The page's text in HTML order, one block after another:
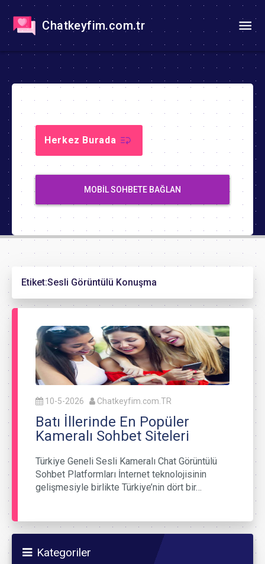
Chatkeyfim.com.tr
Herkez Burada
MOBIL SOHBETE BAĞLAN
Etiket:Sesli Görüntülü Konuşma
10-5-2026 Chatkeyfim.com.TR
Batı İllerinde En Popüler
Kameralı Sohbet Siteleri
Türkiye Geneli Sesli Kameralı Chat Görüntülü
Sohbet Platformları İnternet teknolojisinin
gelişmesiyle birlikte Türkiye’nin dört bir…
Kategoriler